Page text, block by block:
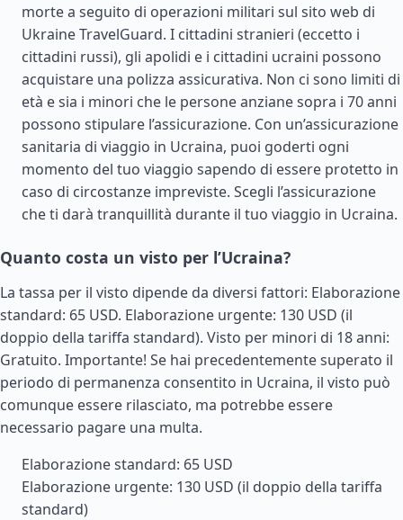
morte a seguito di operazioni militari sul sito web di
Ukraine TravelGuard. I cittadini stranieri (eccetto i
cittadini russi), gli apolidi e i cittadini ucraini possono
acquistare una polizza assicurativa. Non ci sono limiti di
età e sia i minori che le persone anziane sopra i 70 anni
possono stipulare l’assicurazione. Con un’assicurazione
sanitaria di viaggio in Ucraina, puoi goderti ogni
momento del tuo viaggio sapendo di essere protetto in
caso di circostanze impreviste. Scegli l’assicurazione
che ti darà tranquillità durante il tuo viaggio in Ucraina.
Quanto costa un visto per l’Ucraina?
La tassa per il visto dipende da diversi fattori: Elaborazione
standard: 65 USD. Elaborazione urgente: 130 USD (il
doppio della tariffa standard). Visto per minori di 18 anni:
Gratuito. Importante! Se hai precedentemente superato il
periodo di permanenza consentito in Ucraina, il visto può
comunque essere rilasciato, ma potrebbe essere
necessario pagare una multa.
Elaborazione standard: 65 USD
Elaborazione urgente: 130 USD (il doppio della tariffa
standard)